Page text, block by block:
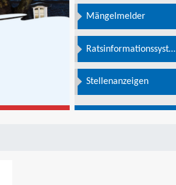
Mängelmelder
Ratsinformationssystem
Stellenanzeigen